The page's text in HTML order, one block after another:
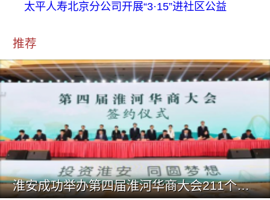
太平人寿北京分公司开展“3·15”进社区公益
推荐
淮安成功举办第四届淮河华商大会211个签约项目 总投资1486.